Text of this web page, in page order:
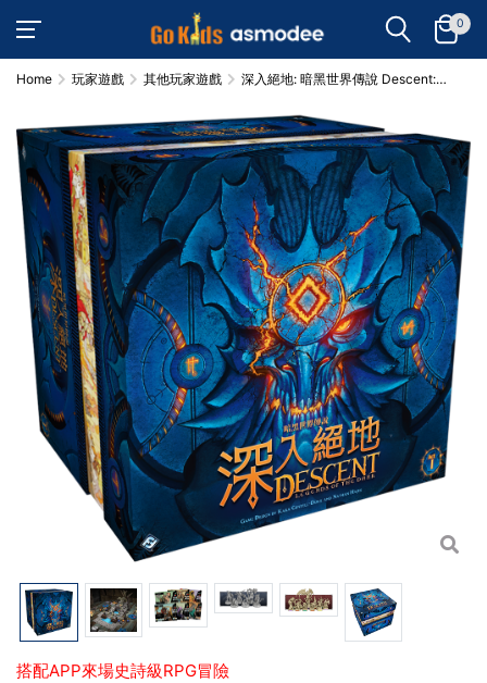
0
Home 玩家遊戲 其他玩家遊戲
深入絕地: 暗黑世界傳說 Descent:
搭配APP來場史詩級RPG冒險